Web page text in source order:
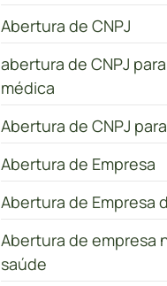
Abertura de CNPJ
abertura de CNPJ
médica
Abertura de CNPJ
Abertura de Empresa
Abertura de Empresa
Abertura de empresa
saúde